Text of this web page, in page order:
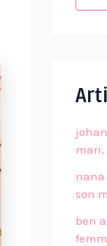
mari,
nana
son
ben